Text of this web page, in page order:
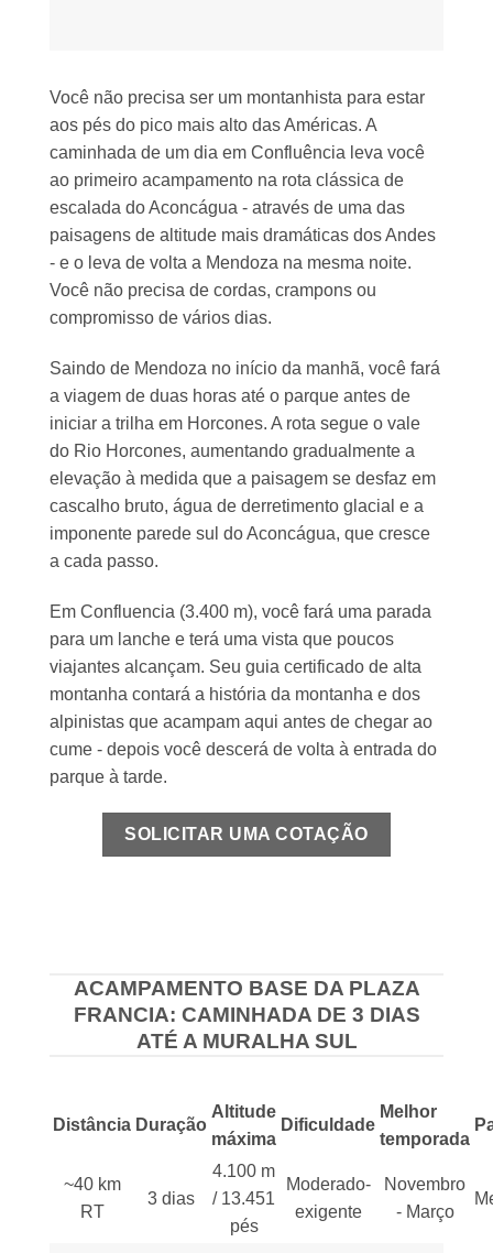
Você não precisa ser um montanhista para estar
aos pés do pico mais alto das Américas. A
caminhada de um dia em Confluência leva você
ao primeiro acampamento na rota clássica de
escalada do Aconcágua - através de uma das
paisagens de altitude mais dramáticas dos Andes
- e o leva de volta a Mendoza na mesma noite.
Você não precisa de cordas, crampons ou
compromisso de vários dias.
Saindo de Mendoza no início da manhã, você fará
a viagem de duas horas até o parque antes de
iniciar a trilha em Horcones. A rota segue o vale
do Rio Horcones, aumentando gradualmente a
elevação à medida que a paisagem se desfaz em
cascalho bruto, água de derretimento glacial e a
imponente parede sul do Aconcágua, que cresce
a cada passo.
Em Confluencia (3.400 m), você fará uma parada
para um lanche e terá uma vista que poucos
viajantes alcançam. Seu guia certificado de alta
montanha contará a história da montanha e dos
alpinistas que acampam aqui antes de chegar ao
cume - depois você descerá de volta à entrada do
parque à tarde.
SOLICITAR UMA COTAÇÃO
ACAMPAMENTO BASE DA PLAZA
FRANCIA: CAMINHADA DE 3 DIAS
ATÉ A MURALHA SUL
Distância Duração
Altitude
máxima
Dificuldade
Melhor
temporada
~40 km
RT
3 dias
4.100 m
/ 13.451
pés
Moderado-
exigente
Novembro
- Março